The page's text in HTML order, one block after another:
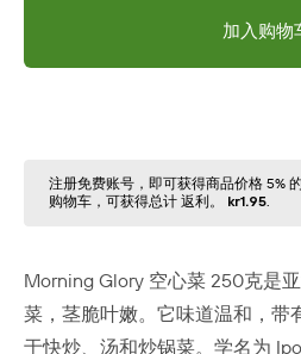
注册免费账号，即可获得商品价格 5%
购物⻋，可获得总计 返利。
kr1.95.
Morning Glory 空心菜 250克是
菜，茎脆叶嫩。它味道温和，带
于快炒、汤和炒锅菜。学名为
加入购物